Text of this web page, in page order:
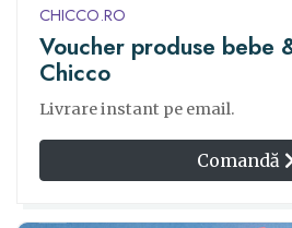
CHICCO.RO
Voucher produse bebe
Chicco
Livrare instant pe email.
Comandă